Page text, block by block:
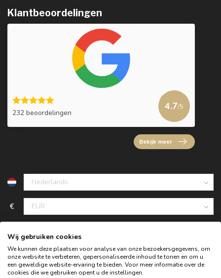
Klantbeoordelingen
232 beoordelingen
4.7/5
Bekijk meer
€
Wij gebruiken cookies
We kunnen deze plaatsen voor analyse van onze bezoekersgegevens, om
onze website te verbeteren, gepersonaliseerde inhoud te tonen en om u
een geweldige website-ervaring te bieden. Voor meer informatie over de
cookies die we gebruiken opent u de instellingen.